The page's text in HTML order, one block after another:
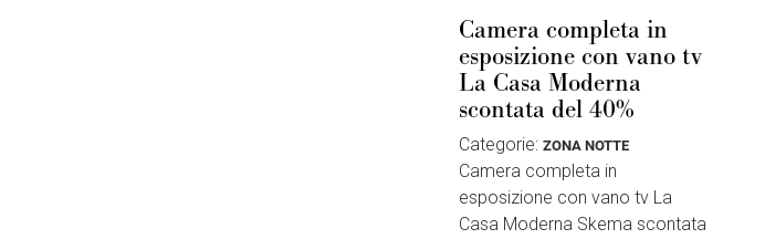
Camera completa in
esposizione con vano tv
La Casa Moderna
scontata del 40%
Categorie: ZONA NOTTE
Camera completa in
esposizione con vano tv La
Casa Moderna Skema scontata